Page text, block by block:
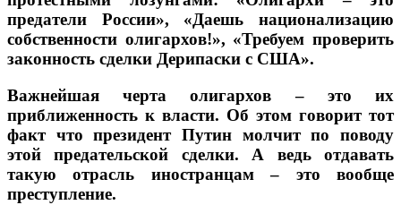
предатели России», «Даешь национализацию
собственности олигархов!», «Требуем проверить
законность сделки Дерипаски с США».
Важнейшая черта олигархов – это их
приближенность к власти. Об этом говорит тот
факт что президент Путин молчит по поводу
этой предательской сделки. А ведь отдавать
такую отрасль иностранцам – это вообще
преступление.